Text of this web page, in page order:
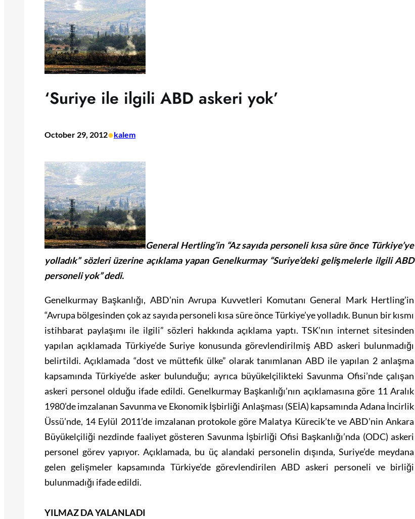
‘Suriye ile ilgili ABD askeri yok’
October 29, 2012•kalem
General Hertling’in “Az sayıda personeli kısa süre önce Türkiye’ye
yolladık” sözleri üzerine açıklama yapan Genelkurmay “Suriye’deki gelişmelerle ilgili ABD
personeli yok” dedi.
Genelkurmay Başkanlığı, ABD’nin Avrupa Kuvvetleri Komutanı General Mark Hertling’in
“Avrupa bölgesinden çok az sayıda personeli kısa süre önce Türkiye’ye yolladık. Bunun bir kısmı
istihbarat paylaşımı ile ilgili” sözleri hakkında açıklama yaptı. TSK’nın internet sitesinden
yapılan açıklamada Türkiye’de Suriye konusunda görevlendirilmiş ABD askeri bulunmadığı
belirtildi. Açıklamada “dost ve müttefik ülke” olarak tanımlanan ABD ile yapılan 2 anlaşma
kapsamında Türkiye’de asker bulunduğu; ayrıca büyükelçilikteki Savunma Ofisi’nde çalışan
askeri personel olduğu ifade edildi. Genelkurmay Başkanlığı’nın açıklamasına göre 11 Aralık
1980’de imzalanan Savunma ve Ekonomik İşbirliği Anlaşması (SEİA) kapsamında Adana İncirlik
Üssü’nde, 14 Eylül 2011’de imzalanan protokole göre Malatya Kürecik’te ve ABD’nin Ankara
Büyükelçiliği nezdinde faaliyet gösteren Savunma İşbirliği Ofisi Başkanlığı’nda (ODC) askeri
personel görev yapıyor. Açıklamada, bu üç alandaki personelin dışında, Suriye’de meydana
gelen gelişmeler kapsamında Türkiye’de görevlendirilen ABD askeri personeli ve birliği
bulunmadığı ifade edildi.
YILMAZ DA YALANLADI